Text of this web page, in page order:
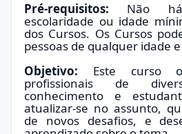
Pré-requisitos: Não há
escolaridade ou idade
dos Cursos. Os Cursos
pessoas de qualquer idade
Objetivo: Este curso
profissionais de
conhecimento e
atualizar-se no assunto,
de novos desafios, e